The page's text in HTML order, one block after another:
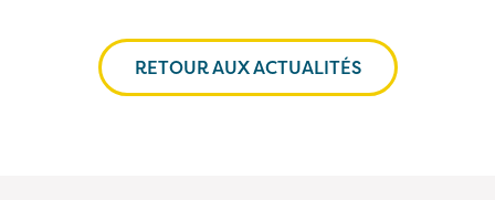
RETOUR AUX ACTUALITÉS